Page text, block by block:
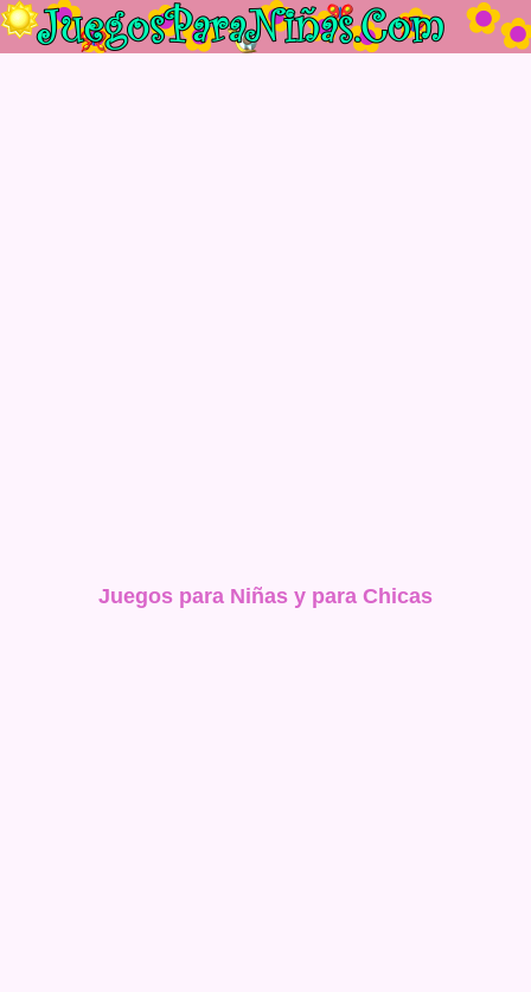
Juegos para Niñas y para Chicas